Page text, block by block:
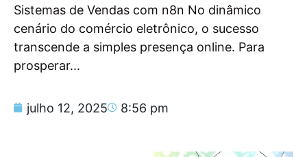
Sistemas de Vendas com n8n No dinâmico
cenário do comércio eletrônico, o sucesso
transcende a simples presença online. Para
prosperar...
julho 12, 2025 8:56 pm